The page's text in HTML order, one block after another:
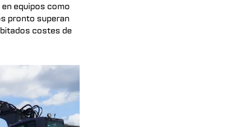
equipos como
pronto superan
costes de